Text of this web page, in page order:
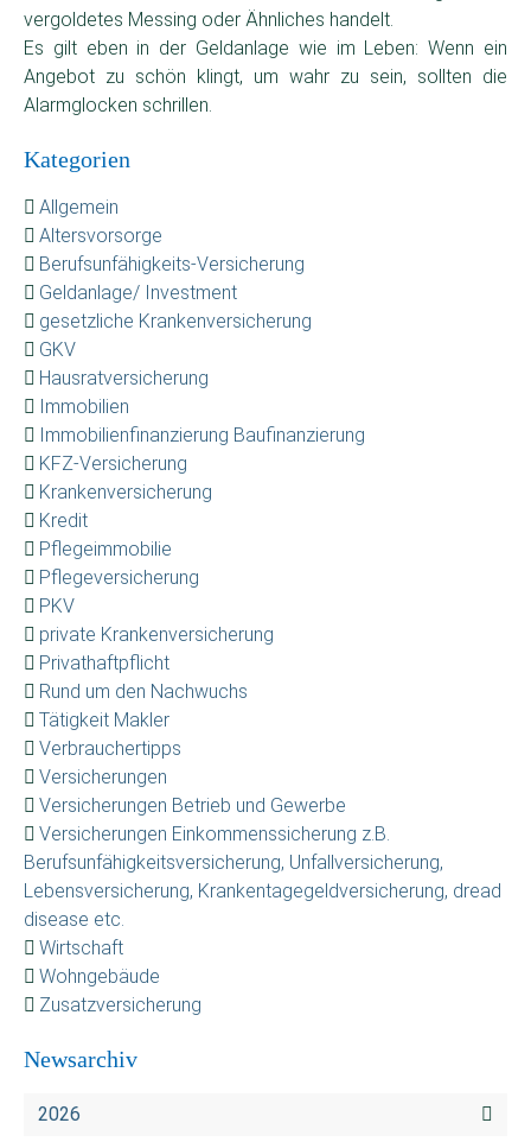
vergoldetes Messing oder Ähnliches handelt.
Es gilt eben in der Geldanlage wie im Leben: Wenn ein
Angebot zu schön klingt, um wahr zu sein, sollten die
Alarmglocken schrillen.
Kategorien
Allgemein
Altersvorsorge
Berufsunfähigkeits-Versicherung
Geldanlage/ Investment
gesetzliche Krankenversicherung
GKV
Hausratversicherung
Immobilien
Immobilienfinanzierung Baufinanzierung
KFZ-Versicherung
Krankenversicherung
Kredit
Pflegeimmobilie
Pflegeversicherung
PKV
private Krankenversicherung
Privathaftpflicht
Rund um den Nachwuchs
Tätigkeit Makler
Verbrauchertipps
Versicherungen
Versicherungen Betrieb und Gewerbe
Versicherungen Einkommenssicherung z.B.
Berufsunfähigkeitsversicherung, Unfallversicherung,
Lebensversicherung, Krankentagegeldversicherung, dread
disease etc.
Wirtschaft
Wohngebäude
Zusatzversicherung
Newsarchiv
2026